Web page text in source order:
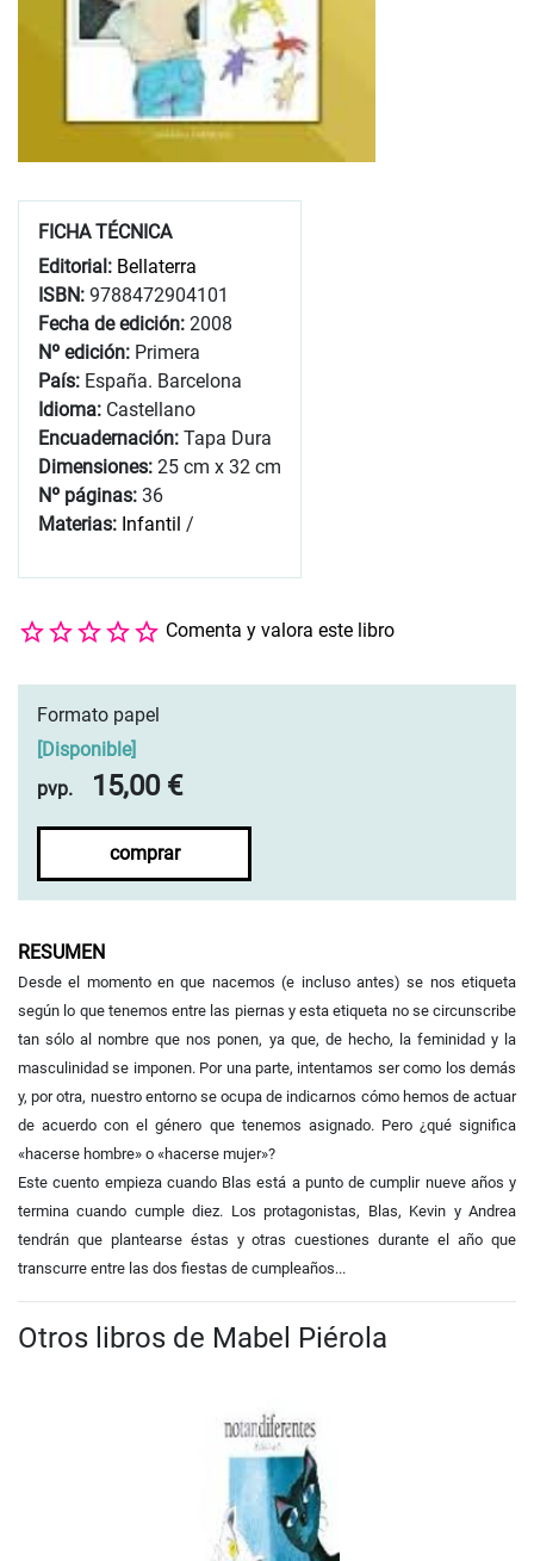
FICHA TÉCNICA
Editorial: Bellaterra
ISBN: 9788472904101
Fecha de edición: 2008
Nº edición: Primera
País: España. Barcelona
Idioma: Castellano
Encuadernación: Tapa Dura
Dimensiones: 25 cm x 32 cm
Nº páginas: 36
Materias: Infantil /
Comenta y valora este libro
Formato papel
[Disponible]
pvp.
15,00 €
comprar
RESUMEN
Desde el momento en que nacemos (e incluso antes) se nos etiqueta
según lo que tenemos entre las piernas y esta etiqueta no se circunscribe
tan sóloal nombre que nos ponen, ya que, de hecho, la feminidad y la
masculinidad se imponen. Por una parte, intentamos ser como los demás
y, por otra, nuestro entorno se ocupa de indicarnos cómo hemos de actuar
de acuerdo con el género que tenemos asignado. Pero ¿qué significa
«hacerse hombre» o «hacerse mujer»?
Este cuento empieza cuando Blas está a punto de cumplir nueve años y
termina cuando cumple diez. Los protagonistas, Blas, Kevin y Andrea
tendrán que plantearse éstas y otras cuestiones durante el año que
transcurre entre las dos fiestas de cumpleaños...
Otros libros de Mabel Piérola